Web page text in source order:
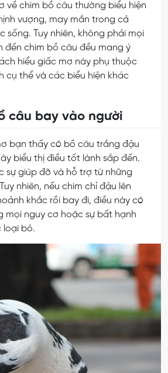
về chim bồ câu thường biểu hiện
vượng, may mắn trong cả
sống. Tuy nhiên, không phải mọi
đến chim bồ câu đều mang ý
hiểu giấc mơ này phụ thuộc
cụ thể và các biểu hiện khác
câu bay vào người
bạn thấy có bồ câu trắng đậu
biểu thị điều tốt lành sắp đến.
sự giúp đỡ và hỗ trợ từ những
nhiên, nếu chim chỉ đậu lên
khắc rồi bay đi, điều này có
mọi nguy cơ hoặc sự bất hạnh
loại bỏ.